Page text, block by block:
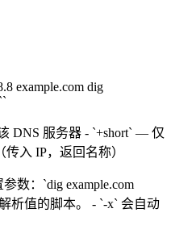
example.com dig
DNS 服务器 - `+short` — 仅
入 IP，返回名称）
数：`dig example.com
析值的脚本。 - `-x` 会自动